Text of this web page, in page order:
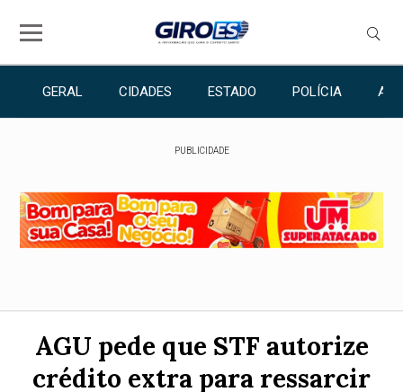
GERAL CIDADES ESTADO POLÍCIA
PUBLICIDADE
AGU pede que STF autorize
crédito extra para ressarcir